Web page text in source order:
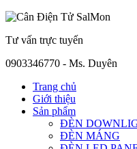
Tư vấn trực tuyến
0903346770 - Ms. Duyên
Trang chủ
Giới thiệu
Sản phẩm
ĐÈN
ĐÈN MÁNG